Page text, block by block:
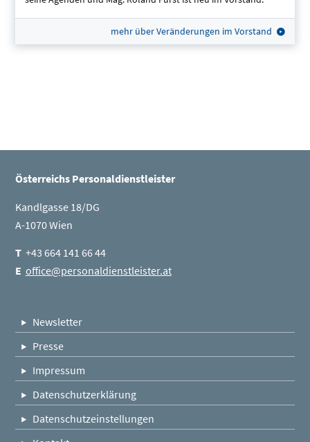
mehr über Veränderungen im Vorstand
Österreichs Personaldienstleister
Kandlgasse 18/DG
A-1070 Wien
T+43 664 141 66 44
E office@personaldienstleister.at
Newsletter
Presse
Impressum
Datenschutzerklärung
Datenschutzeinstellungen